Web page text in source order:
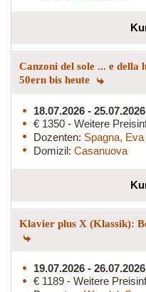
Canzoni del sole ... e della
50ern bis heute
18.07.2026 - 25.07.2026
€ 1350 - Weitere
Dozenten: Spagna, Eva
Domizil: Casanuova
Klavier plus X (Klassik):
19.07.2026 - 26.07.2026
€ 1189 - Weitere